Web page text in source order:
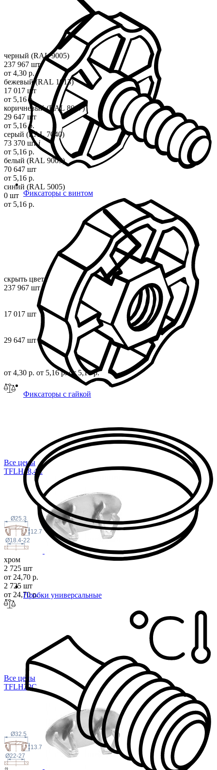
Фиксаторы с винтом
Фиксаторы с гайкой
Пробки универсальные
черный (RAL 9005)
237 967 шт
от 4,30 р.
бежевый (RAL 1013)
17 017 шт
от 5,16 р.
коричневый (RAL 8017)
29 647 шт
от 5,16 р.
серый (RAL 7040)
73 370 штi
от 5,16 р.
белый (RAL 9003)
70 647 шт
от 5,16 р.
синий (RAL 5005)
0 шт
от 5,16 р.
скрыть цвета
237 967 шт
17 017 шт
29 647 шт
от 4,30 р. от 5,16 р.от 5,16 р.
Все цены
TFLH18,4C
12.7
Ø18.4-22
Ø25.3
хром
2 725 шт
от 24,70 р.
2 725 шт
от 24,70 р.
Все цены
TFLH2 2C
13.7
Ø22-27
Ø32.5